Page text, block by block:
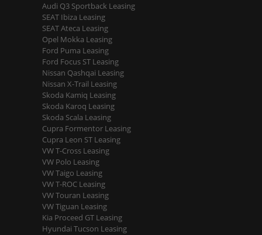
Audi Q3 Sportback Leasing
SEAT Ibiza Leasing
SEAT Ateca Leasing
Opel Mokka Leasing
Ford Puma Leasing
Ford Focus ST Leasing
Nissan Qashqai Leasing
Nissan X-Trail Leasing
Skoda Kamiq Leasing
Skoda Karoq Leasing
Skoda Scala Leasing
Cupra Formentor Leasing
Cupra Leon ST Leasing
VW T-Cross Leasing
VW Polo Leasing
VW Taigo Leasing
VW T-ROC Leasing
VW Touran Leasing
VW Tiguan Leasing
Kia Proceed GT Leasing
Hyundai Tucson Leasing